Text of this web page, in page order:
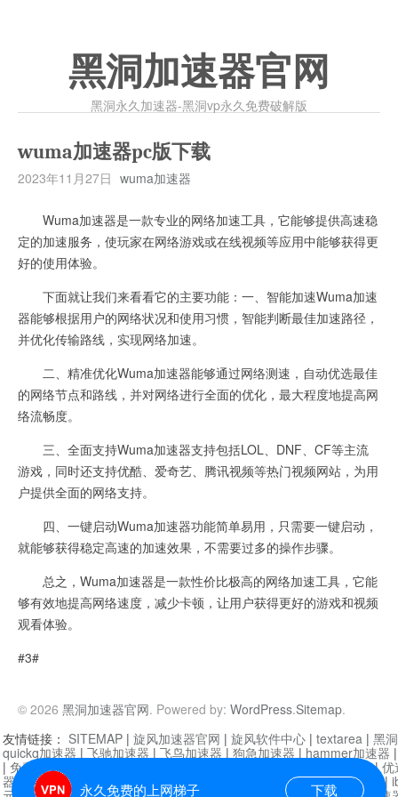
黑洞加速器官网
黑洞永久加速器-黑洞vp永久免费破解版
wuma加速器pc版下载
2023年11月27日 wuma加速器
Wuma加速器是一款专业的网络加速工具，它能够提供高速稳
定的加速服务，使玩家在网络游戏或在线视频等应用中能够获得更
好的使用体验。
下面就让我们来看看它的主要功能：一、智能加速Wuma加速
器能够根据用户的网络状况和使用习惯，智能判断最佳加速路径，
并优化传输路线，实现网络加速。
二、精准优化Wuma加速器能够通过网络测速，自动优选最佳
的网络节点和路线，并对网络进行全面的优化，最大程度地提高网
络流畅度。
三、全面支持Wuma加速器支持包括LOL、DNF、CF等主流
游戏，同时还支持优酷、爱奇艺、腾讯视频等热门视频网站，为用
户提供全面的网络支持。
四、一键启动Wuma加速器功能简单易用，只需要一键启动，
就能够获得稳定高速的加速效果，不需要过多的操作步骤。
总之，Wuma加速器是一款性价比极高的网络加速工具，它能
够有效地提高网络速度，减少卡顿，让用户获得更好的游戏和视频
观看体验。
#3#
© 2026 黑洞加速器官网. Powered by: WordPress.Sitemap.
永久免费的上网梯子 下载
友情链接： SITEMAP | 旋风加速器官网 | 旋风软件中心 | textarea | 黑
quickq加速器 | 飞驰加速器 | 飞鸟加速器 | 狗急加速器 | hammer加速器
| 免费vqn加速外网 迷雾通|优
器| 快柠檬加速器 |黑洞加速 |falemon 快橙加速器|anycast加速器 |